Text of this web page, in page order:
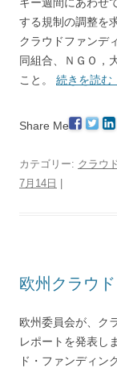
する規制の調整を
クラウドファンデ
同組合、ＮＧＯ，
こと。 続きを読む
Share Me
カテゴリー: クラウ
7月14日
欧州クラウ
欧州委員会が、ク
レポートを発表し
ド・ファンディン